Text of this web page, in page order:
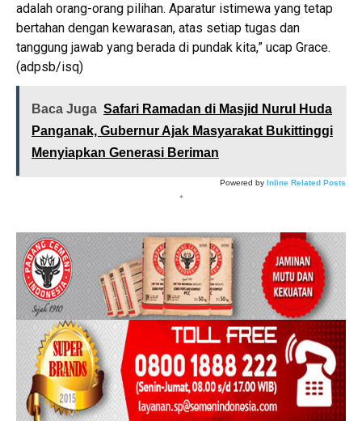
adalah orang-orang pilihan. Aparatur istimewa yang tetap
bertahan dengan kewarasan, atas setiap tugas dan
tanggung jawab yang berada di pundak kita,” ucap Grace.
(adpsb/isq)
Baca Juga Safari Ramadan di Masjid Nurul Huda
Panganak, Gubernur Ajak Masyarakat Bukittinggi
Menyiapkan Generasi Beriman
Powered by Inline Related Posts
*